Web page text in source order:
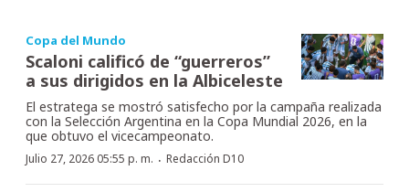
Copa del Mundo
Scaloni calificó de “guerreros”
a sus dirigidos en la Albiceleste
El estratega se mostró satisfecho por la campaña realizada
con la Selección Argentina en la Copa Mundial 2026, en la
que obtuvo el vicecampeonato.
Julio 27, 2026 05:55 p. m. · Redacción D10